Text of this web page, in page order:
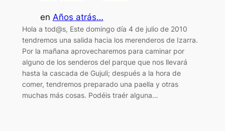
en Años atrás…
Hola a tod@s, Este domingo día 4 de julio de 2010
tendremos una salida hacia los merenderos de Izarra.
Por la mañana aprovecharemos para caminar por
alguno de los senderos del parque que nos llevará
hasta la cascada de Gujuli; después a la hora de
comer, tendremos preparado una paella y otras
muchas más cosas. Podéis traér alguna…